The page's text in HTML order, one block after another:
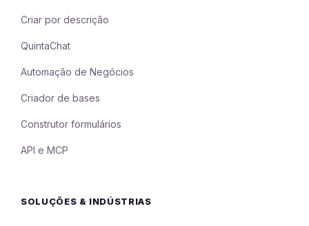
Criar por descrição
QuintaChat
Automação de Negócios
Criador de bases
Construtor formulários
API e MCP
SOLUÇÕES & INDÚSTRIAS